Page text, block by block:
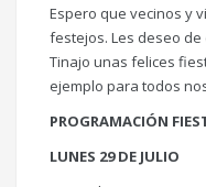
Espero que vecinos y
festejos. Les deseo de
Tinajo unas felices
ejemplo para todos
PROGRAMACIÓN
LUNES 29 DE JULIO